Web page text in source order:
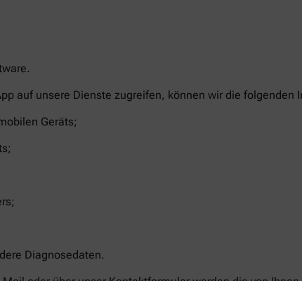
auf unsere Dienste zugreifen, können wir die folgenden
Geräts;
Diagnosedaten.